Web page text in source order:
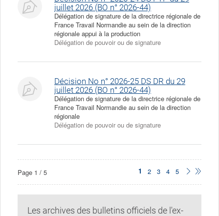
juillet 2026 (BO n° 2026-44)
Délégation de signature de la directrice régionale de
France Travail Normandie au sein de la direction
régionale appui à la production
Délégation de pouvoir ou de signature
Décision No n° 2026-25 DS DR du 29
juillet 2026 (BO n° 2026-44)
Délégation de signature de la directrice régionale de
France Travail Normandie au sein de la direction
régionale
Délégation de pouvoir ou de signature
Page 1 / 5
???
1
???
2
???
3
???
4
???
5
???
page???
???
page???
Les archives des bulletins officiels de l'ex-